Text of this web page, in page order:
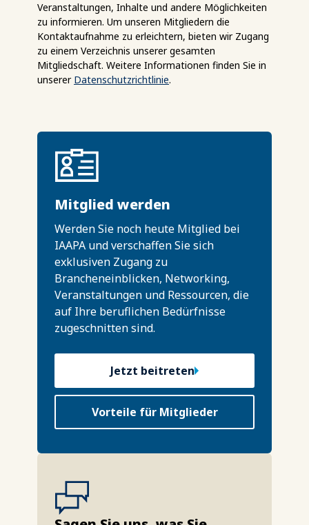
Veranstaltungen, Inhalte und andere Möglichkeiten
zu informieren. Um unseren Mitgliedern die
Kontaktaufnahme zu erleichtern, bieten wir Zugang
zu einem Verzeichnis unserer gesamten
Mitgliedschaft. Weitere Informationen finden Sie in
unserer Datenschutzrichtlinie.
Mitglied werden
Werden Sie noch heute Mitglied bei
IAAPA und verschaffen Sie sich
exklusiven Zugang zu
Brancheneinblicken, Networking,
Veranstaltungen und Ressourcen, die
auf Ihre beruflichen Bedürfnisse
zugeschnitten sind.
Jetzt beitreten
Vorteile für Mitglieder